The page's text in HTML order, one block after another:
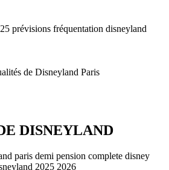
de Disneyland Paris
DISNEYLAND